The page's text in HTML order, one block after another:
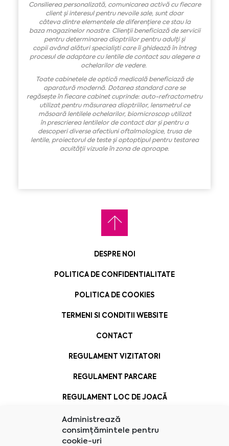
Administrează
consimțămintele pentru
cookie-uri
Consilierea personalizată, comunicarea activăcu fiecare
clientși interesul pentru nevoile sale, sunt doar
câtevadintreelementele de diferențiere ce stau la
bazamagazinelor noastre. Clienții beneficiazăde servicii
pentru determinarea dioptriilorpentru adulțiși
copiiavândalături specialiști careîi ghidează înîntreg
procesul de adaptare cu lentile de contact sau alegere a
ochelarilor de vedere.
Toate cabinetele de opticămedicalăbeneficiazăde
aparaturămodernă. Dotarea standard care se
regăseșteîn fiecare cabinet cuprinde: auto-refractometru
utilizat pentru măsurarea dioptriilor, lensmetrul ce
măsoarălentileleochelarilor, biomicroscoputilizat
înprescrierea lentilelor de contact darși pentru a
descoperi diverse afectiuni oftalmologice, trusa de
lentile,proiectorul de testeși optoptipulpentru testarea
acuității vizualeîn zona de aproape.
DESPRE NOI
POLITICA DE CONFIDENTIALITATE
POLITICA DE COOKIES
TERMENI SI CONDITII WEBSITE
CONTACT
REGULAMENT VIZITATORI
REGULAMENT PARCARE
REGULAMENT LOC DE JOACĂ